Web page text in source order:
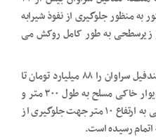
منظور جلوگیری از نفوذ شیرابه
به طور کامل روکش می
شوقی، هزینه اجرای پروژه بهسازی لندفیل سراوان را ۸۸ میلیارد تومان تا
کنون عنوان کرد و گفت: احداث دیوار خاکی مسلح به طول ۳۰۰ متر و
ارتفاع ۹ متر و همچنین ۴ پشته خاکی به ارتفاع ۱۰ متر جهت جلوگیری از
رسیده است.